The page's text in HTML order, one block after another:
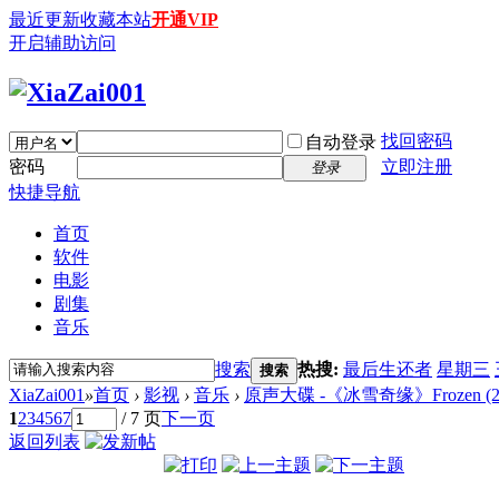
最近更新收藏本站开通VIP
开启辅助访问
自动登录 找回密码
密码
登录
立即注册
快捷导航
首页
软件
电影
剧集
音乐
搜索 搜索 热搜: 最后生还者 星期三
XiaZai001 »首页 › 影视 › 音乐 › 原声大碟 -《冰雪奇缘》Frozen
1234567 / 7 页下一页
返回列表